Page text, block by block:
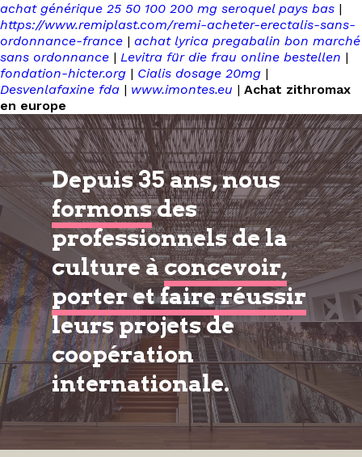
achat générique 25 50 100 200 mg seroquel pays bas |
https://www.remiplast.com/remi-acheter-erectalis-sans-
ordonnance-france | achat lyrica pregabalin bon marché
sans ordonnance | Levitra für die frau online bestellen |
fondation-hicter.org | Cialis dosage 20mg |
Desvenlafaxine fda | www.imontes.eu | Achat zithromax
en europe
Depuis 35 ans, nous
formonsdes
professionnels de la
culture àconcevoir,
porter et faire réussir
leurs projets de
coopération
internationale.